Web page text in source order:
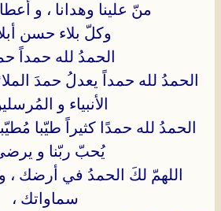
منّ علينا وهدانا ، و
وكلّ بلاء حسن
الحمدُ لله حمداً
الحمدُ لله حمداً يعدلُ حمدَ
الأنبياء و
الحمدُ لله حمدًا كثيراً طيّبا
يُحبّ ربّنا و
اللهمّ لكَ الحمدُ في أرضك ،
سماواتك ،